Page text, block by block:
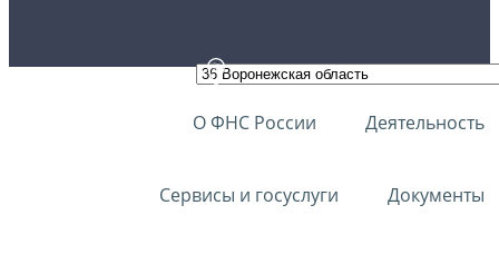
О ФНС России Деятельность
Сервисы и госуслуги Документы